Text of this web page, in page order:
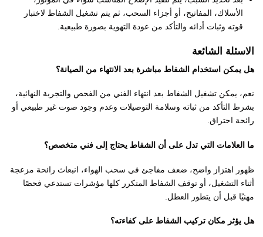
الأسلاك، المفاتيح، أو أجزاء السحب، ثم يتم تشغيل الشفاط لاختبار
قوته وثبات أدائه والتأكد من عودة التهوية بصورة طبيعية.
الاسئلة الشائعة
هل يمكن استخدام الشفاط مباشرة بعد الانتهاء من الصيانة؟
نعم، يمكن تشغيل الشفاط بعد انتهاء الفني من الفحص والتجربة النهائية،
بشرط التأكد من ثباته وسلامة التوصيلات وعدم وجود صوت غير طبيعي أو
رائحة احتراق.
ما العلامات التي تدل على أن الشفاط يحتاج إلى فني متخصص؟
ظهور اهتزاز واضح، ضعف مفاجئ في سحب الهواء، انبعاث رائحة مزعجة
أثناء التشغيل، أو توقف الشفاط المتكرر كلها مؤشرات تستدعي فحصًا
مهنيًا قبل أن يتطور العطل.
هل يؤثر مكان تركيب الشفاط على كفاءته؟